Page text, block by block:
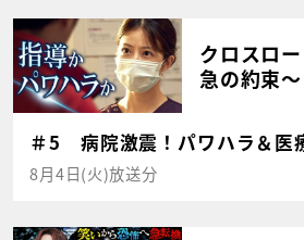
クロスロ
急の約束～
＃5 病院激震！パワハラ＆医
8月4日(火)放送分